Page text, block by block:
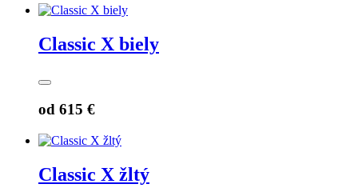
Classic X biely
od 615 €
Classic X žltý